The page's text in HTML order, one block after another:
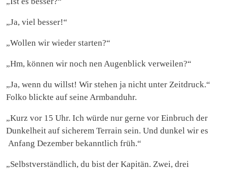
„Ja, viel besser!“
„Wollen wir wieder starten?“
„Hm, können wir noch nen Augenblick verweilen?“
„Ja, wenn du willst! Wir stehen ja nicht unter Zeitdruck.“
Folko blickte auf seine Armbanduhr.
„Kurz vor 15 Uhr. Ich würde nur gerne vor Einbruch der
Dunkelheit auf sicherem Terrain sein. Und dunkel wir es
Anfang Dezember bekanntlich früh.“
„Selbstverständlich, du bist der Kapitän. Zwei, drei